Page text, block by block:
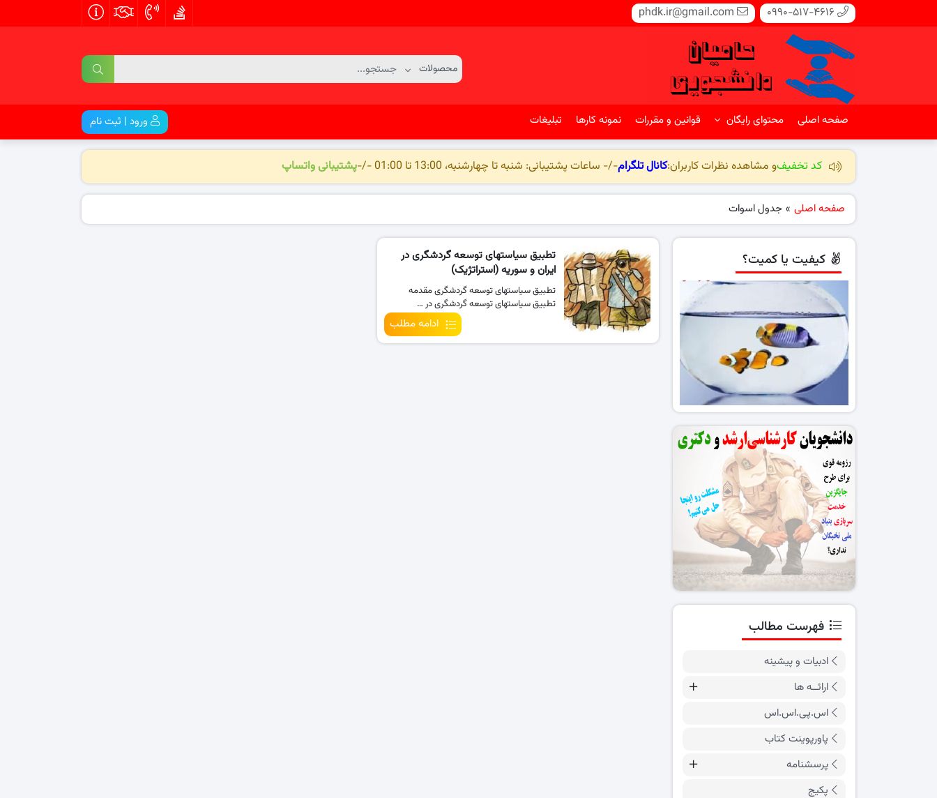
0990-517-4616
phdk.ir@gmail.com
صفحه اصلی محتوای رایگان قوانین و مقررات نمونه کارها تبلیغات ورود | ثبت نام
کد تخفیفو مشاهده نظرات کاربران:کانال تلگرام-/- ساعات پشتیبانی: شنبه تا چهارشنبه، 13:00 تا 01:00 -/- پشتیبانی واتساپ
صفحه اصلی » جدول اسوات
تطبیق سیاستهای توسعه گردشگری در
ایران و سوریه (استراتژیک)
تطبیق سیاستهای توسعه گردشگری مقدمه
تطبیق سیاستهای توسعه گردشگری در …
ادامه مطلب
کیفیت یا کمیت؟
فهرست مطالب
ادبیات و پیشینه
ارائــه ها
اس.پی.اس.اس
پاورپوینت کتاب
پرسشنامه
پکیج